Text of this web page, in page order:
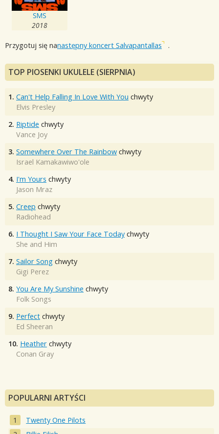
SMS
2018
Przygotuj się nanastępny koncert Salvapantallas .
TOP PIOSENKI UKULELE (SIERPNIA)
1. Can't Help Falling In Love With You chwyty
Elvis Presley
2. Riptide chwyty
Vance Joy
3. Somewhere Over The Rainbow chwyty
Israel Kamakawiwo'ole
4. I'm Yours chwyty
Jason Mraz
5. Creep chwyty
Radiohead
6. I Thought I Saw Your Face Today chwyty
She and Him
7. Sailor Song chwyty
Gigi Perez
8. You Are My Sunshine chwyty
Folk Songs
9. Perfect chwyty
Ed Sheeran
10. Heather chwyty
Conan Gray
POPULARNI ARTYŚCI
Twenty One Pilots